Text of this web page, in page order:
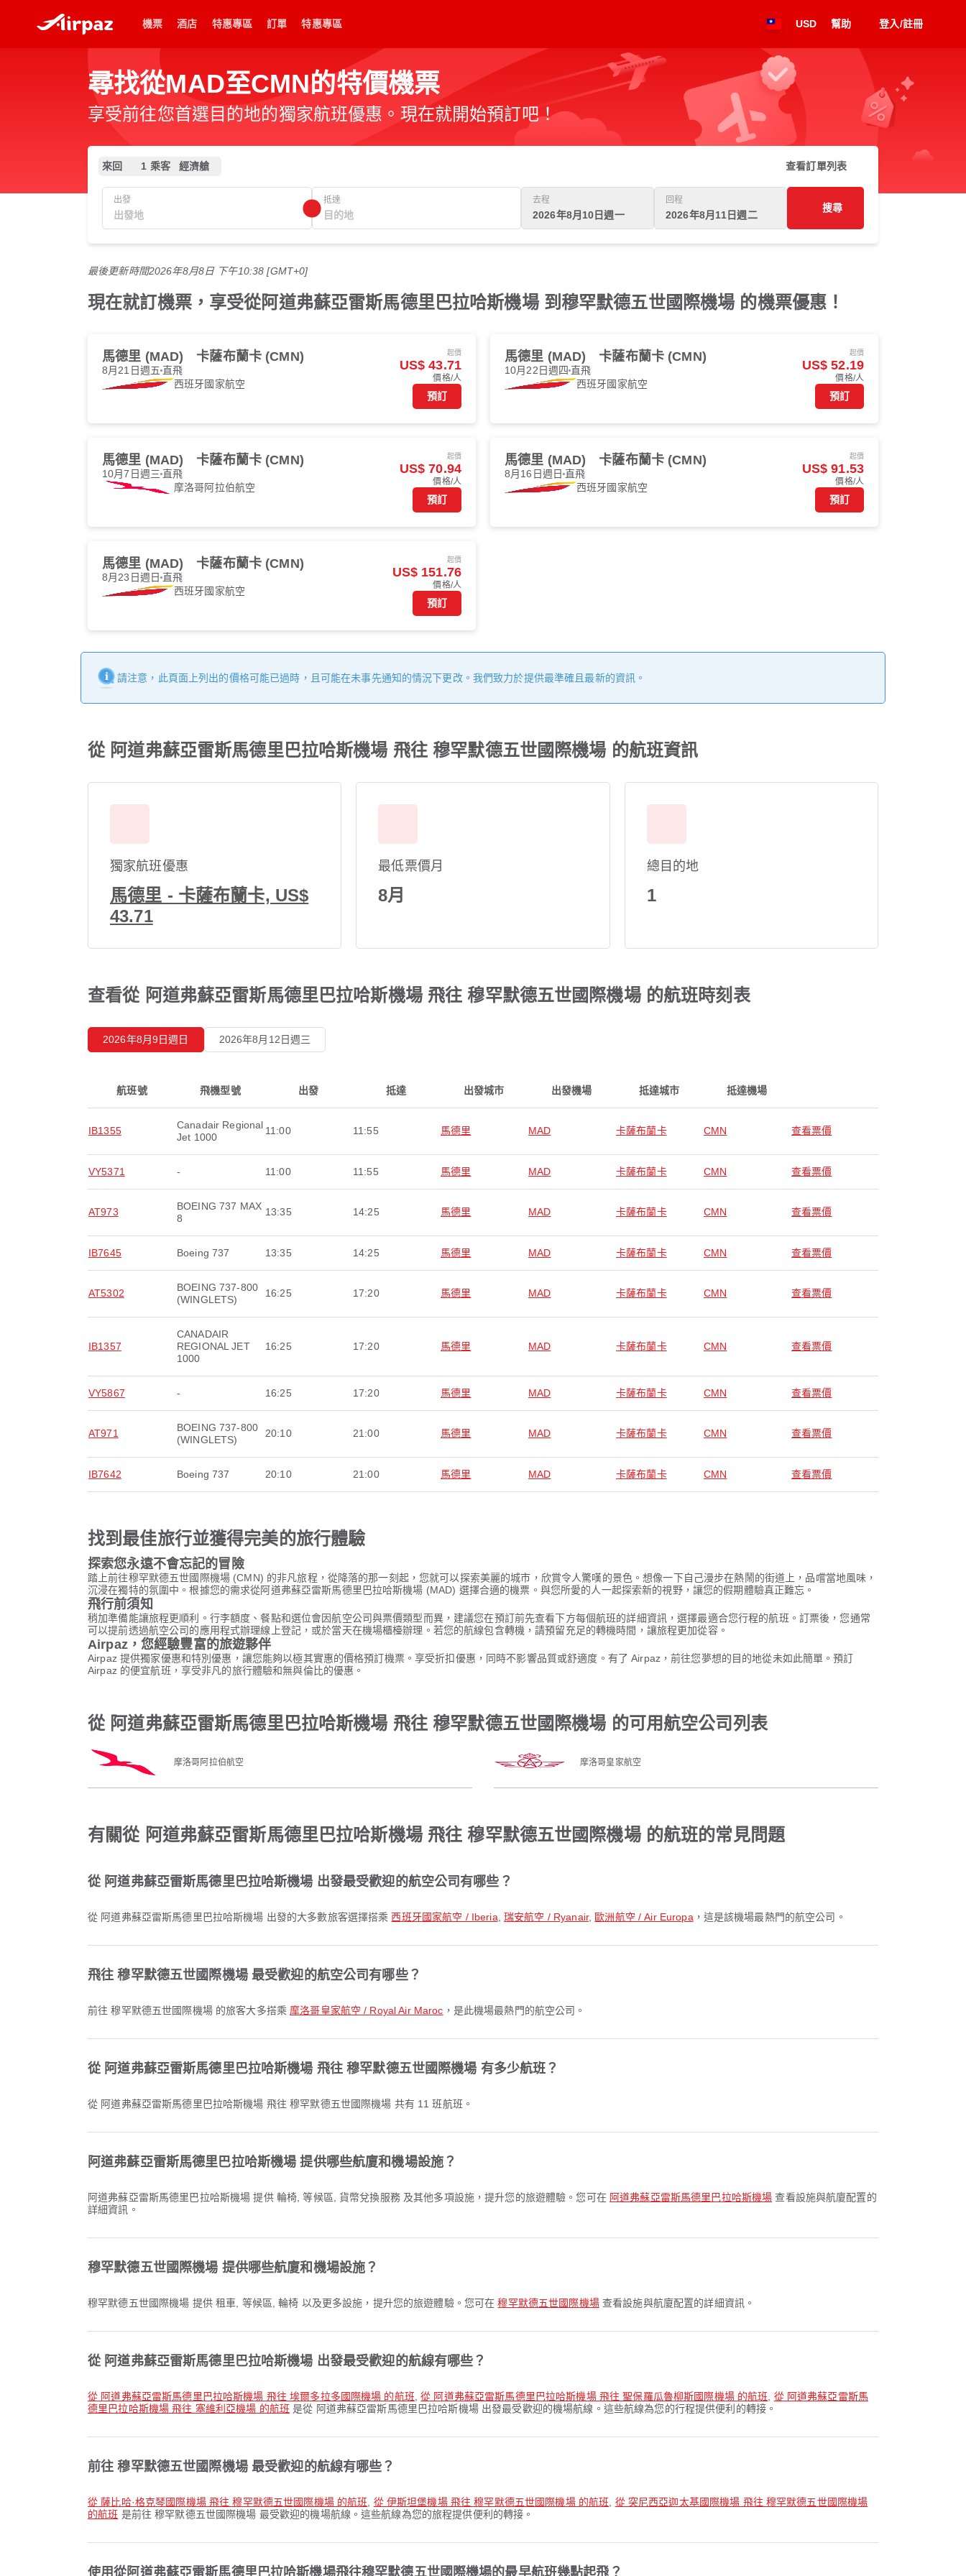
機票 酒店 特惠專區 訂單 特惠專區 USD 幫助 登入/註冊
尋找從MAD至CMN的特價機票
享受前往您首選目的地的獨家航班優惠。現在就開始預訂吧！
來回 1 乘客 經濟艙 查看訂單列表
出發 抵達 去程
2026年8月10日週一
回程
2026年8月11日週二
搜尋
最後更新時間2026年8月8日 下午10:38 [GMT+0]
現在就訂機票，享受從阿道弗蘇亞雷斯馬德里巴拉哈斯機場 到穆罕默德五世國際機場 的機票優惠！
馬德里 (MAD) 卡薩布蘭卡 (CMN)
8月21日週五 直飛
西班牙國家航空
起價
US$ 43.71
價格/人
預訂
馬德里 (MAD) 卡薩布蘭卡 (CMN)
10月22日週四 直飛
西班牙國家航空
起價
US$ 52.19
價格/人
預訂
馬德里 (MAD) 卡薩布蘭卡 (CMN)
10月7日週三 直飛
摩洛哥阿拉伯航空
起價
US$ 70.94
價格/人
預訂
馬德里 (MAD) 卡薩布蘭卡 (CMN)
8月16日週日 直飛
西班牙國家航空
起價
US$ 91.53
價格/人
預訂
馬德里 (MAD) 卡薩布蘭卡 (CMN)
8月23日週日 直飛
西班牙國家航空
起價
US$ 151.76
價格/人
預訂
請注意，此頁面上列出的價格可能已過時，且可能在未事先通知的情況下更改。我們致力於提供最準確且最新的資訊。
從 阿道弗蘇亞雷斯馬德里巴拉哈斯機場 飛往 穆罕默德五世國際機場 的航班資訊
獨家航班優惠
馬德里 - 卡薩布蘭卡, US$
43.71
最低票價月
8月
總目的地
1
查看從 阿道弗蘇亞雷斯馬德里巴拉哈斯機場 飛往 穆罕默德五世國際機場 的航班時刻表
2026年8月9日週日 2026年8月12日週三
航班號 飛機型號 出發 抵達 出發城市 出發機場 抵達城市 抵達機場
IB1355
Canadair Regional
Jet 1000
11:00 11:55 馬德里 MAD 卡薩布蘭卡 CMN 查看票價
VY5371 - 11:00 11:55 馬德里 MAD 卡薩布蘭卡 CMN 查看票價
AT973
BOEING 737 MAX
8
13:35 14:25 馬德里 MAD 卡薩布蘭卡 CMN 查看票價
IB7645 Boeing 737 13:35 14:25 馬德里 MAD 卡薩布蘭卡 CMN 查看票價
AT5302
BOEING 737-800
(WINGLETS)
16:25 17:20 馬德里 MAD 卡薩布蘭卡 CMN 查看票價
IB1357
CANADAIR
REGIONAL JET
1000
16:25 17:20 馬德里 MAD 卡薩布蘭卡 CMN 查看票價
VY5867 - 16:25 17:20 馬德里 MAD 卡薩布蘭卡 CMN 查看票價
AT971
BOEING 737-800
(WINGLETS)
20:10 21:00 馬德里 MAD 卡薩布蘭卡 CMN 查看票價
IB7642 Boeing 737 20:10 21:00 馬德里 MAD 卡薩布蘭卡 CMN 查看票價
找到最佳旅行並獲得完美的旅行體驗
探索您永遠不會忘記的冒險
踏上前往穆罕默德五世國際機場 (CMN) 的非凡旅程，從降落的那一刻起，您就可以探索美麗的城市，欣賞令人驚嘆的景色。想像一下自己漫步在熱鬧的街道上，品嚐當地風味，
沉浸在獨特的氛圍中。根據您的需求從阿道弗蘇亞雷斯馬德里巴拉哈斯機場 (MAD) 選擇合適的機票。與您所愛的人一起探索新的視野，讓您的假期體驗真正難忘。
飛行前須知
稍加準備能讓旅程更順利。行李額度、餐點和選位會因航空公司與票價類型而異，建議您在預訂前先查看下方每個航班的詳細資訊，選擇最適合您行程的航班。訂票後，您通常
可以提前透過航空公司的應用程式辦理線上登記，或於當天在機場櫃檯辦理。若您的航線包含轉機，請預留充足的轉機時間，讓旅程更加從容。
Airpaz，您經驗豐富的旅遊夥伴
Airpaz 提供獨家優惠和特別優惠，讓您能夠以極其實惠的價格預訂機票。享受折扣優惠，同時不影響品質或舒適度。有了 Airpaz，前往您夢想的目的地從未如此簡單。預訂
Airpaz 的便宜航班，享受非凡的旅行體驗和無與倫比的優惠。
從 阿道弗蘇亞雷斯馬德里巴拉哈斯機場 飛往 穆罕默德五世國際機場 的可用航空公司列表
摩洛哥阿拉伯航空 摩洛哥皇家航空
有關從 阿道弗蘇亞雷斯馬德里巴拉哈斯機場 飛往 穆罕默德五世國際機場 的航班的常見問題
從 阿道弗蘇亞雷斯馬德里巴拉哈斯機場 出發最受歡迎的航空公司有哪些？
從 阿道弗蘇亞雷斯馬德里巴拉哈斯機場 出發的大多數旅客選擇搭乘西班牙國家航空 / Iberia ,瑞安航空 / Ryanair,歐洲航空 / Air Europa ，這是該機場最熱門的航空公司。
飛往 穆罕默德五世國際機場 最受歡迎的航空公司有哪些？
前往 穆罕默德五世國際機場 的旅客大多搭乘 摩洛哥皇家航空 / Royal Air Maroc ，是此機場最熱門的航空公司。
從 阿道弗蘇亞雷斯馬德里巴拉哈斯機場 飛往 穆罕默德五世國際機場 有多少航班？
從 阿道弗蘇亞雷斯馬德里巴拉哈斯機場 飛往 穆罕默德五世國際機場 共有 11 班航班。
阿道弗蘇亞雷斯馬德里巴拉哈斯機場 提供哪些航廈和機場設施？
阿道弗蘇亞雷斯馬德里巴拉哈斯機場 提供 輪椅, 等候區, 貨幣兌換服務 及其他多項設施，提升您的旅遊體驗。您可在 阿道弗蘇亞雷斯馬德里巴拉哈斯機場 查看設施與航廈配置的
詳細資訊。
穆罕默德五世國際機場 提供哪些航廈和機場設施？
穆罕默德五世國際機場 提供 租車, 等候區, 輪椅 以及更多設施，提升您的旅遊體驗。您可在穆罕默德五世國際機場查看設施與航廈配置的詳細資訊。
從 阿道弗蘇亞雷斯馬德里巴拉哈斯機場 出發最受歡迎的航線有哪些？
從 阿道弗蘇亞雷斯馬德里巴拉哈斯機場 飛往 埃爾多拉多國際機場 的航班 ,從 阿道弗蘇亞雷斯馬德里巴拉哈斯機場 飛往 聖保羅瓜魯柳斯國際機場 的航班
從 阿道弗蘇亞雷斯馬
德里巴拉哈斯機場 飛往 塞維利亞機場 的航班 是從 阿道弗蘇亞雷斯馬德里巴拉哈斯機場 出發最受歡迎的機場航線。這些航線為您的行程提供便利的轉接。
前往 穆罕默德五世國際機場 最受歡迎的航線有哪些？
從 薩比哈·格克琴國際機場 飛往 穆罕默德五世國際機場 的航班 從 伊斯坦堡機場 飛往 穆罕默德五世國際機場 的航班
從 突尼西亞迦太基國際機場 飛往 穆罕默德五世國際機場
的航班 是前往 穆罕默德五世國際機場 最受歡迎的機場航線。這些航線為您的旅程提供便利的轉接。
使用從阿道弗蘇亞雷斯馬德里巴拉哈斯機場飛往穆罕默德五世國際機場的最早航班幾點起飛？